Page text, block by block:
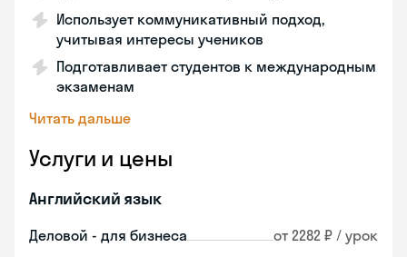
Использует коммуникативный подход,
учитывая интересы учеников
Подготавливает студентов к международным
экзаменам
Читать дальше
Услуги и цены
Английский язык
Деловой - для бизнеса от 2282 ₽ / урок